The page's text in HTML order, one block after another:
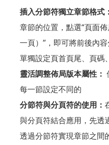
插入分節符獨立章節格式：
章節的位置，點選“頁面
一頁）”，即可將前後內
單獨設定頁首頁尾、頁碼
靈活調整佈局版本屬性：
每一節設定不同的
分節符與分頁符的使用：
與分頁符結合應用，先透
透過分節符實現章節之間